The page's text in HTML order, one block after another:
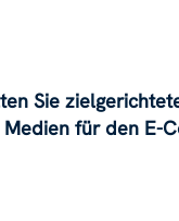
Sie
für den E-